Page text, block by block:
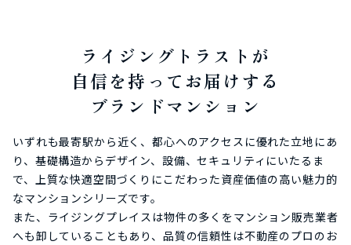
ライジングトラストが
自信を持ってお届けする
ブランドマンション
いずれも最寄駅から近く、都心へのアクセスに優れた立地にあ
り、基礎構造からデザイン、設備、セキュリティにいたるま
で、上質な快適空間づくりにこだわった資産価値の高い魅力的
なマンションシリーズです。
また、ライジングプレイスは物件の多くをマンション販売業者
へも卸していることもあり、品質の信頼性は不動産のプロのお